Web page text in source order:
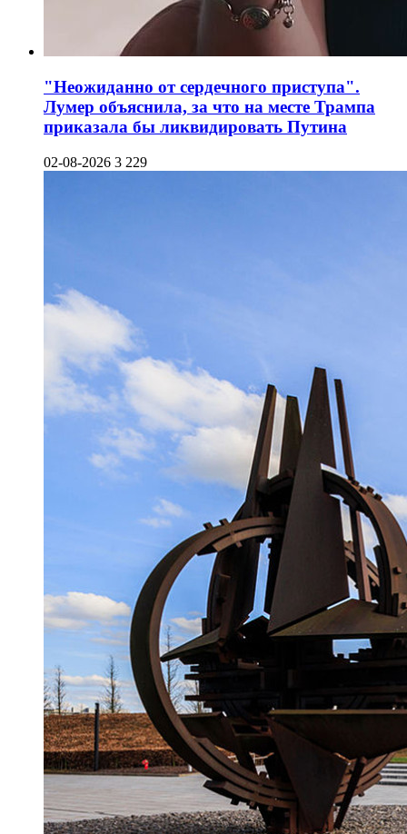
"Неожиданно от сердечного приступа".
Лумер объяснила, за что на месте Трампа
приказала бы ликвидировать Путина
02-08-2026 3 229